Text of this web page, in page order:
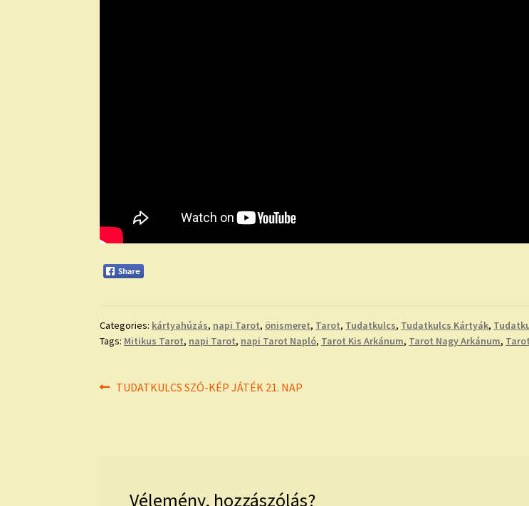
Categories: kártyahúzás, napi Tarot, önismeret, Tarot, Tudatkulcs, Tudatkulcs Kártyák,
Tags: Mitikus Tarot, napi Tarot, napi Tarot Napló, Tarot Kis Arkánum, Tarot Nagy Arkánum,
Bejegyzés
Previous
TUDATKULCS SZÓ-KÉP JÁTÉK 21. NAP
Vélemény, hozzászólás?